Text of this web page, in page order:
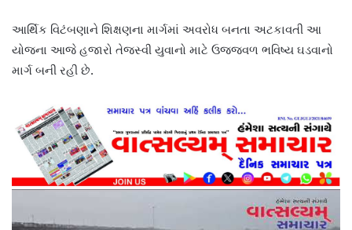
આર્થિક વિટંબણાને શિક્ષણના માર્ગમાં અવરોધ બનતા અટકાવતી આ
યોજના આજે હજારો તેજસ્વી યુવાનો માટે ઉજ્જવળ ભવિષ્ય ઘડવાનો
માર્ગ બની રહી છે.